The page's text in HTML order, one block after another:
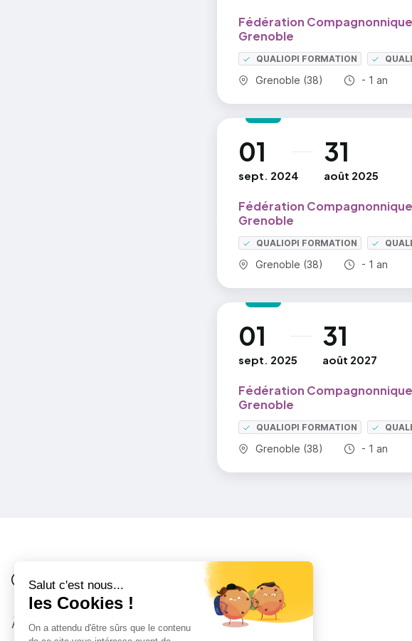
Fédération
Grenoble
QUALIOPI FORMATION
Commune :
Grenoble (38) Durée
- 1 an
01
sept. 2024
au 31
août 2025
Fédération
Grenoble
QUALIOPI FORMATION
Commune :
Grenoble (38) Durée
- 1 an
01
sept. 2025
au 31
août 2027
Fédération
Grenoble
QUALIOPI FORMATION
Commune :
Grenoble (38) Durée
- 1 an
Côté Formations
À propos
Je suis
Au collège